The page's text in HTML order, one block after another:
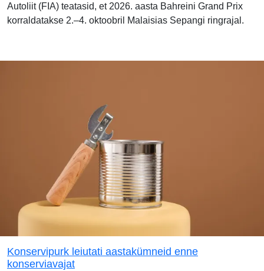
Autoliit (FIA) teatasid, et 2026. aasta Bahreini Grand Prix
korraldatakse 2.–4. oktoobril Malaisias Sepangi ringrajal.
Konservipurk leiutati aastakümneid enne
konserviavajat